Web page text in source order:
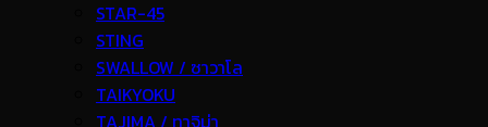
STAR-45
STING
SWALLOW / ซาวาโล
TAIKYOKU
TAJIMA / ทาจิม่า